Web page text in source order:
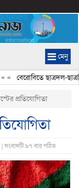
মেনু
বেরোবিতে ছাত্রদল-
প্রতিযোগিতা
৯৭ বার পঠিত